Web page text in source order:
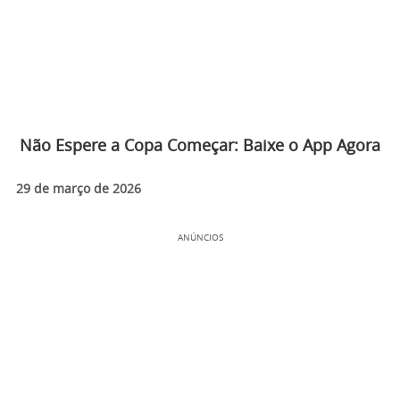
Não Espere a Copa Começar: Baixe o App Agora
29 de março de 2026
ANÚNCIOS